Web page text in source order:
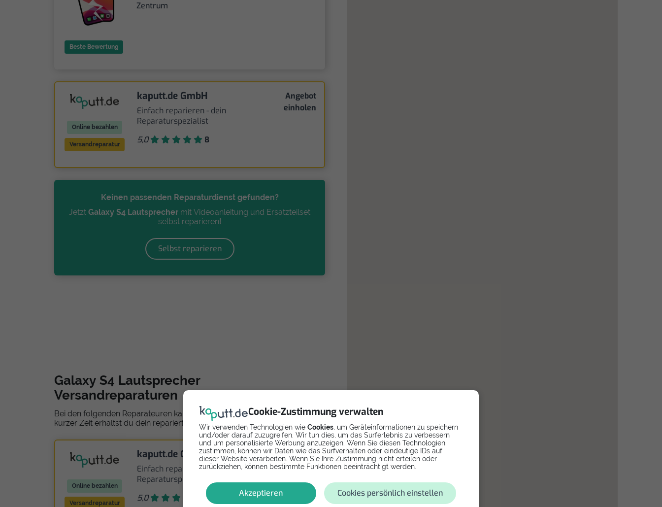
Cookie-Zustimmung verwalten
Wir verwenden Technologien wie Cookies , um Geräteinformationen zu speichern
und/oder darauf zuzugreifen. Wir tun dies, um das Surferlebnis zu verbessern
und um personalisierte Werbung anzuzeigen. Wenn Sie diesen Technologien
zustimmen, können wir Daten wie das Surfverhalten oder eindeutige IDs auf
dieser Website verarbeiten. Wenn Sie Ihre Zustimmung nicht erteilen oder
zurückziehen, können bestimmte Funktionen beeinträchtigt werden.
Akzeptieren Cookies persönlich einstellen
Beste Bewertung
Zentrum
Online bezahlen
Versandreparatur
kaputt.de GmbH
Einfach reparieren - dein
Reparaturspezialist
5,0
8
Angebot
einholen
Keinen passenden Reparaturdienst gefunden?
Jetzt Galaxy S4 Lautsprecher mit Videoanleitung und Ersatzteilset
selbst reparieren!
Selbst reparieren
Galaxy S4 Lautsprecher
Versandreparaturen
Bei den folgenden Reparateuren kannst du dein Gerät einsenden. Nach
kurzer Zeit erhältst du dein repariertes Smartphone als Paket zurück.
Online bezahlen
Versandreparatur
kaputt.de GmbH
Einfach reparieren - dein
Reparaturspezialist
5,0
8
Angebot
einholen